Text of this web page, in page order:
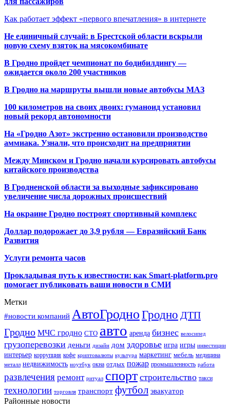
Как работает эффект «первого впечатления» в интернете
Не единичный случай: в Брестской области вскрыли
новую схему взяток на мясокомбинате
В Гродно пройдет чемпионат по бодибилдингу —
ожидается около 200 участников
В Гродно на маршруты вышли новые автобусы МАЗ
100 километров на своих двоих: гуманоид установил
новый рекорд автономности
На «Гродно Азот» экстренно остановили производство
аммиака. Узнали, что происходит на предприятии
Между Минском и Гродно начали курсировать автобусы
китайского производства
В Гродненской области за выходные зафиксировано
увеличение числа дорожных происшествий
На окраине Гродно построят спортивный комплекс
Доллар подорожает до 3,9 рубля — Евразийский Банк
Развития
Услуги ремонта часов
Прокладывая путь к известности: как Smart-platform.pro
помогает публиковать ваши новости в СМИ
Метки
#новости компаний АвтоГродноГродно ДТП
Гродно МЧС гродно СТО авто аренда бизнес велосипед
грузоперевозки деньги дизайн дом здоровье игра игры инвестиции
интерьер коррупция кофе криптовалюты культура маркетинг мебель медицина
металл недвижимость ноутбук окна отдых пожар промышленность работа
развлечения ремонт ритуал спорт строительство такси
технологии торговля транспорт футбол эвакуатор
Районные новости